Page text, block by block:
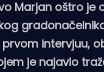
Marjan oštro je
intervjuu,
je najavio